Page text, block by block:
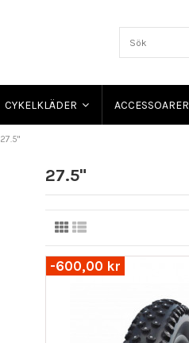
CYKELKLÄDER ACCESSOARER
27.5"
27.5"
-600,00 kr